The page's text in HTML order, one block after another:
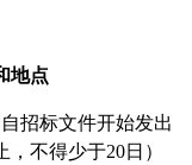
地点
招标文件开始发出
不得少于20日）